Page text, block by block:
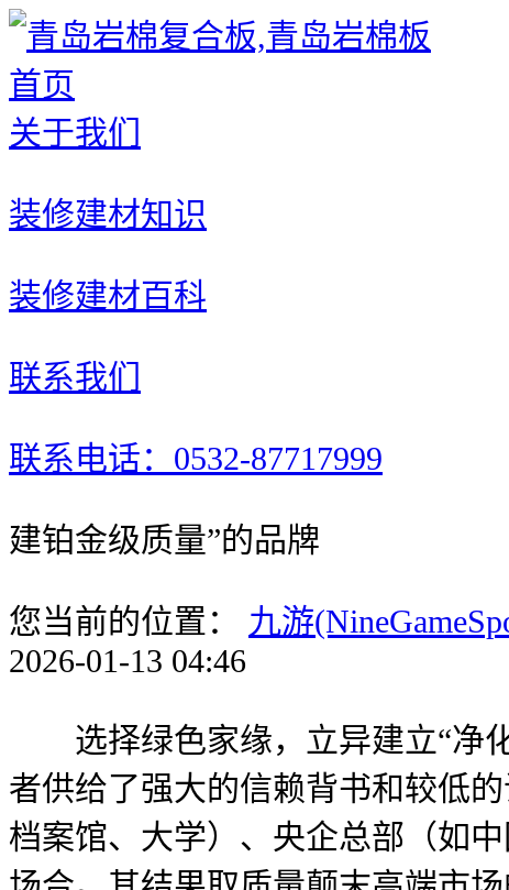
首页
关于我们
装修建材知识
装修建材百科
联系我们
联系电话：0532-87717999
建铂金级质量”的品牌
您当前的位置： 九游
2026-01-13 04:46
选择绿色家缘，立异建立“净化
者供给了强大的信赖背书和较低
档案馆、大学）、央企总部（如